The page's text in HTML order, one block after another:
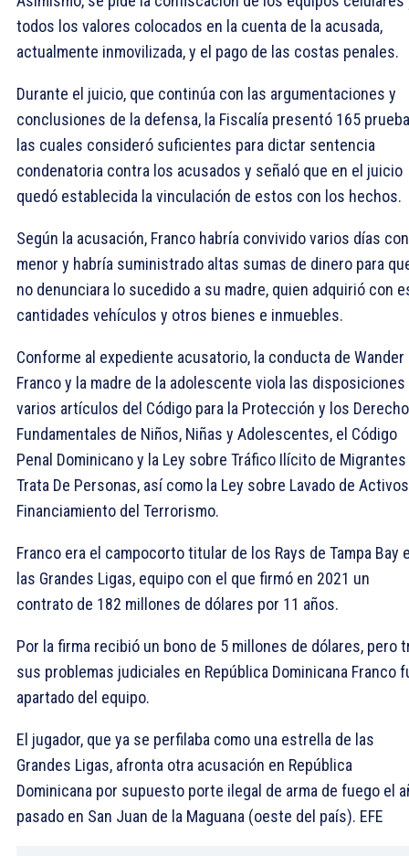
todos los valores colocados en la cuenta de la acusada,
actualmente inmovilizada, y el pago de las costas penales.
Durante el juicio, que continúa con las argumentaciones y
conclusiones de la defensa, la Fiscalía presentó 165
las cuales consideró suficientes para dictar sentencia
condenatoria contra los acusados y señaló que en el juicio
quedó establecida la vinculación de estos con los hechos.
Según la acusación, Franco habría convivido varios días
menor y habría suministrado altas sumas de dinero para
no denunciara lo sucedido a su madre, quien adquirió con
cantidades vehículos y otros bienes e inmuebles.
Conforme al expediente acusatorio, la conducta de Wander
Franco y la madre de la adolescente viola las disposiciones
varios artículos del Código para la Protección y los
Fundamentales de Niños, Niñas y Adolescentes, el Código
Penal Dominicano y la Ley sobre Tráfico Ilícito de
Trata De Personas, así como la Ley sobre Lavado de
Financiamiento del Terrorismo.
Franco era el campocorto titular de los Rays de Tampa Bay
las Grandes Ligas, equipo con el que firmó en 2021 un
contrato de 182 millones de dólares por 11 años.
Por la firma recibió un bono de 5 millones de dólares, pero
sus problemas judiciales en República Dominicana Franco
apartado del equipo.
El jugador, que ya se perfilaba como una estrella de las
Grandes Ligas, afronta otra acusación en República
Dominicana por supuesto porte ilegal de arma de fuego el
pasado en San Juan de la Maguana (oeste del país). EFE